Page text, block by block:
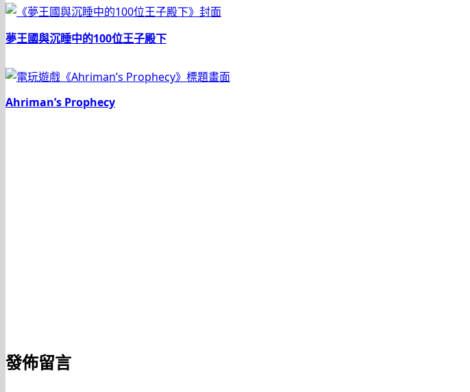
夢王國與沉睡中的100位王子殿下
Ahriman’s Prophecy
發佈留言